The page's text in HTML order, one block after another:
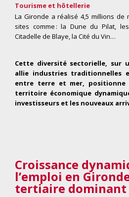
Tourisme et hôtellerie
La Gironde a réalisé 4,5 millions de
sites comme : la Dune du Pilat,
Citadelle de Blaye, la Cité du Vin…
Cette diversité sectorielle, sur
allie industries traditionnelles
entre terre et mer, positionne
territoire économique
investisseurs et les nouveaux
Croissance
l’emploi en
tertiaire dominant